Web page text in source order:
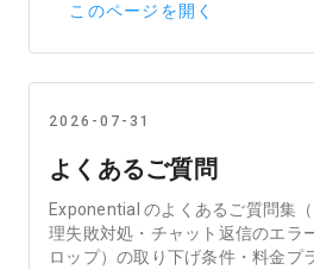
このページを開く
2026-07-31
よくあるご質問
Exponential のよくあるご質問集
理失敗対処・チャット返信のエラ
ロップ）の取り下げ条件・料金プ